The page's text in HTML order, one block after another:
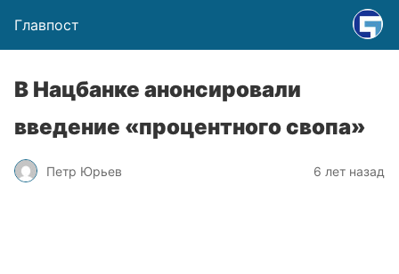
Главпост
В Нацбанке анонсировали
введение «процентного свопа»
Петр Юрьев 6 лет назад